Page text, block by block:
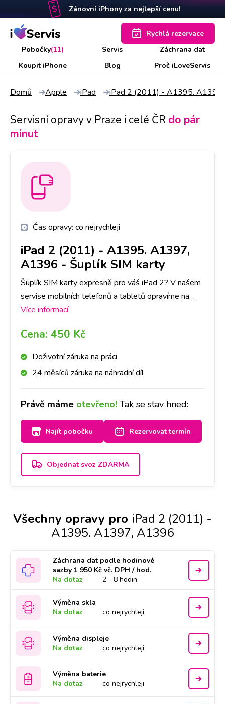
Zánovní iPhony za nejlepší cenu!
Pobočky(11) Servis
Záchrana dat
Koupit iPhone
Blog Proč iLoveServis
Rychlá rezervace
Domů Apple iPad iPad 2 (2011) - A1395.
Servisní opravy v Praze i celé ČR do pár
minut
Čas opravy: co nejrychleji
iPad 2 (2011) - A1395. A1397,
A1396 - Šuplík SIM karty
Šuplík SIM karty expresně pro váš iPad 2? V našem
servise mobilních telefonů a tabletů opravíme na
Apple jakoukoli závadu rychle a na počkání. Na
sklady dílů, tak abyste ještě DNES měli svůj iPad 2
opravený v Praze, Brně, Ostravě, Olomouci, Liberci,
Pardubicích a Českých Budějovicích.
Více informací
Cena: 450 Kč
Doživotní záruka na práci
24 měsíců záruka na náhradní díl
Právě máme otevřeno! Tak se stav hned:
Najít pobočku Rezervovat termín
Objednat svoz ZDARMA
Všechny opravy pro iPad 2 (2011) -
A1395. A1397, A1396
Záchrana dat podle hodinové
sazby 1 950 Kč vč. DPH / hod.
Na dotaz
2 - 8 hodin
Výměna skla
Na dotaz
co nejrychleji
Výměna displeje
Na dotaz
co nejrychleji
Výměna baterie
Na dotaz
co nejrychleji